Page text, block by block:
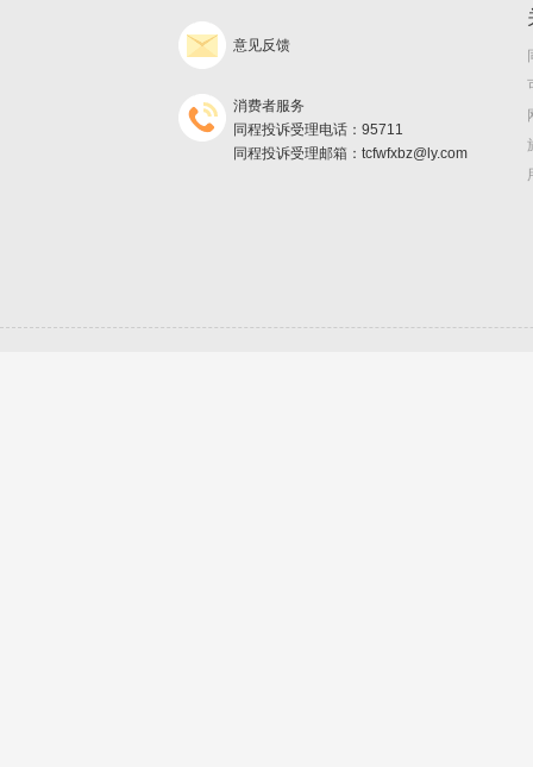
意见反馈
消费者服务
同程投诉受理电话：95711
同程投诉受理邮箱：tcfwfxbz@ly.com